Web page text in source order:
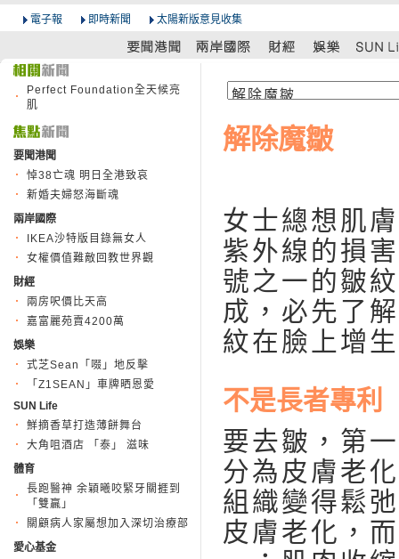
電子報 即時新聞 太陽新版意見收集
Perfect Foundation全天候亮
肌
要聞港聞
悼38亡魂 明日全港致哀
新婚夫婦怒海斷魂
兩岸國際
IKEA沙特版目錄無女人
女權價值難敵回教世界觀
財經
兩房呎價比天高
嘉富麗苑賣4200萬
娛樂
式芝Sean「啜」地反擊
「Z1SEAN」車牌晒恩愛
SUN Life
鮮摘香草打造薄餅舞台
大角咀酒店 「泰」 滋味
體育
長跑醫神 余穎曦咬緊牙關捱到
「雙贏」
關顧病人家屬想加入深切治療部
愛心基金
解除魔皺
女士總想肌
紫外線的損
號之一的皺
成，必先了
紋在臉上增
不是長者專利
要去皺，第
分為皮膚老
組織變得鬆
皮膚老化，